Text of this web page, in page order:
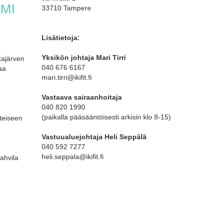
33710 Tampere
Lisätietoja:
Yksikön johtaja Mari Tirri
040 676 6167
mari.tirri@ikifit.fi
Vastaava sairaanhoitaja
040 820 1990
(paikalla pääsääntöisesti arkisin klo 8-15)
Vastuualuejohtaja Heli Seppälä
040 592 7277
heli.seppala@ikifit.fi